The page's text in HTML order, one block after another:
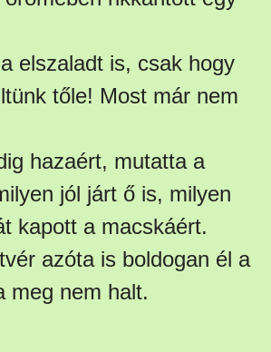
elszaladt is, csak hogy
tőle! Most már nem
hazaért, mutatta a
jól járt ő is, milyen
kapott a macskáért.
azóta is boldogan él a
meg nem halt.